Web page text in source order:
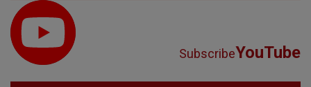
SubscribeYouTube